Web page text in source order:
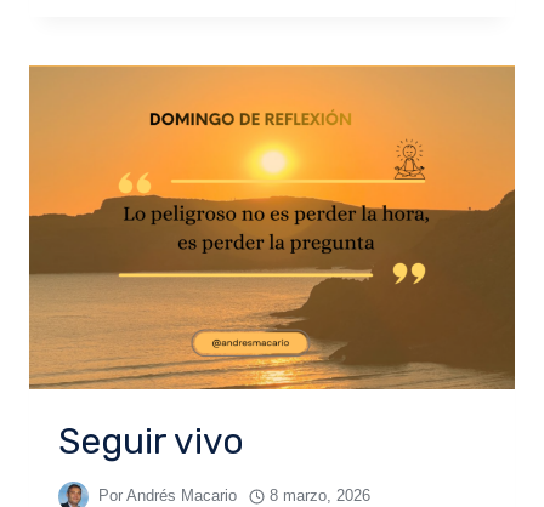
Seguir vivo
Por Andrés Macario 8 marzo, 2026